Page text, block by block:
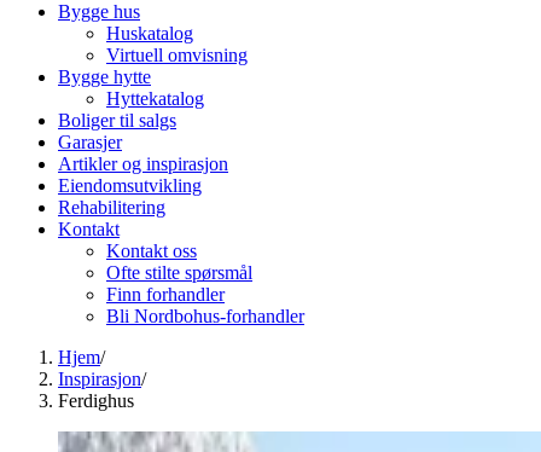
Bygge hus
Huskatalog
Virtuell omvisning
Bygge hytte
Hyttekatalog
Boliger til salgs
Garasjer
Artikler og inspirasjon
Eiendomsutvikling
Rehabilitering
Kontakt
Kontakt oss
Ofte stilte spørsmål
Finn forhandler
Bli Nordbohus-forhandler
Hjem/
Inspirasjon/
Ferdighus